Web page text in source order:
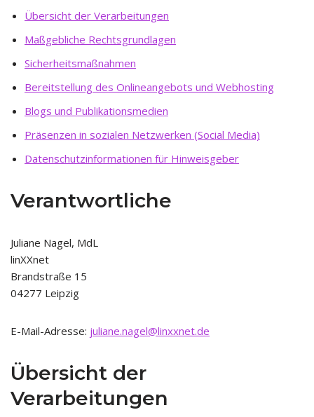
Übersicht der Verarbeitungen
Maßgebliche Rechtsgrundlagen
Sicherheitsmaßnahmen
Bereitstellung des Onlineangebots und Webhosting
Blogs und Publikationsmedien
Präsenzen in sozialen Netzwerken (Social Media)
Datenschutzinformationen für Hinweisgeber
Verantwortliche
Juliane Nagel, MdL
linXXnet
Brandstraße 15
04277 Leipzig
E-Mail-Adresse: juliane.nagel@linxxnet.de
Übersicht der
Verarbeitungen